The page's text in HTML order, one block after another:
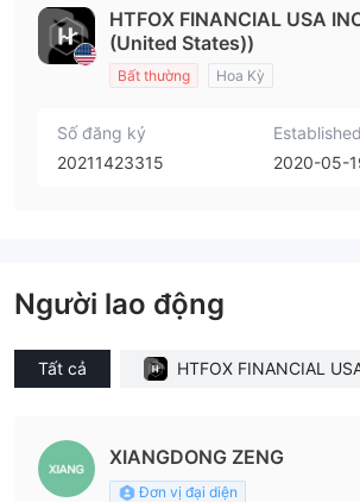
HTFOX FINANCIAL USA
(United States))
Bất thường Hoa Kỳ
Số đăng ký
20211423315
Established
2020-05-
Người lao động
Tất cả
HTFOX FINANCIAL
XIANGDONG ZENG
Đơn vị đại diện